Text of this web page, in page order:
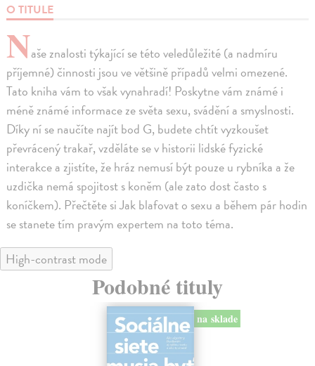
O TITULE
Naše znalosti týkající se této veledůležité (a nadmíru
příjemné) činnosti jsou ve většině případů velmi omezené.
Tato kniha vám to však vynahradí! Poskytne vám známé i
méně známé informace ze světa sexu, svádění a smyslnosti.
Díky ní se naučíte najít bod G, budete chtít vyzkoušet
převrácený trakař, vzděláte se v historii lidské fyzické
interakce a zjistíte, že hráz nemusí být pouze u rybníka a že
uzdička nemá spojitost s koněm (ale zato dost často s
koníčkem). Přečtěte si Jak blafovat o sexu a během pár hodin
se stanete tím pravým expertem na toto téma.
High-contrast mode
Podobné tituly
na sklade